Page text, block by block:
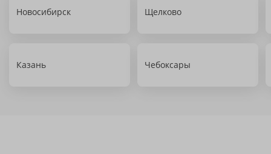
Новосибирск Щелково
Казань Чебоксары